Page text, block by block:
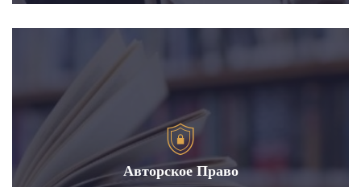
Авторское Право